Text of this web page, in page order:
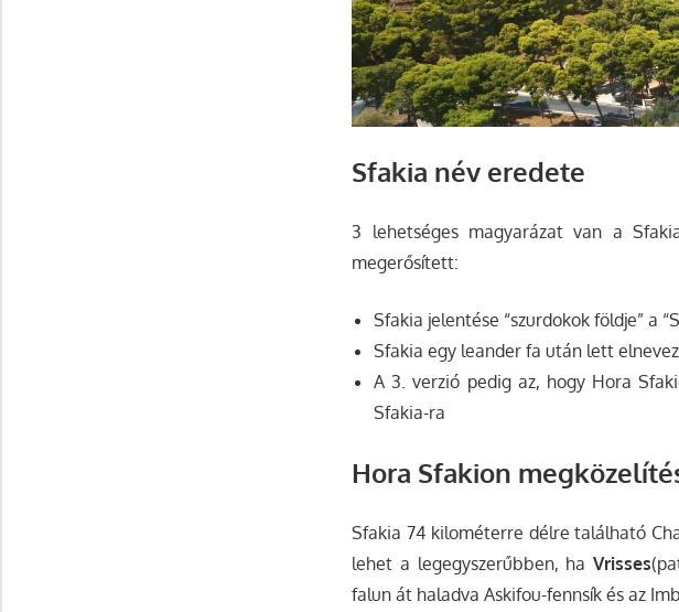
Sfakia név eredete
3 lehetséges magyarázat van a
megerősített:
Sfakia jelentése “szurdokok földje” a
Sfakia egy leander fa után lett
A 3. verzió pedig az, hogy Hora
Sfakia-ra
Hora Sfakion
Sfakia 74 kilométerre délre található
lehet a legegyszerűbben, ha Vrisses
falun át haladva Askifou-fennsík és az